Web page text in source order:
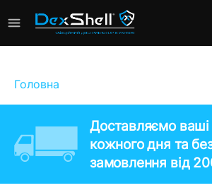
Головна
Доставляємо
кожного дня та
замовлення від